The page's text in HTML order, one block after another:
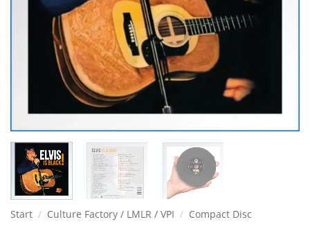
Start / Culture Factory / LMLR / VPI / Compact Disc